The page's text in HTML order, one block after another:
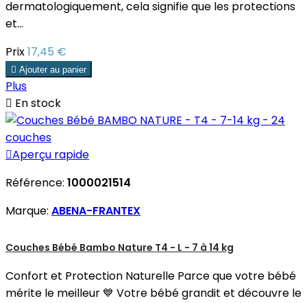
dermatologiquement, cela signifie que les protections
et...
Prix17,45 €
 Ajouter au panier
Plus
 En stock
Aperçu rapide
Référence: 1000021514
Marque: ABENA-FRANTEX
Couches Bébé Bambo Nature T4 - L - 7 à 14 kg
Confort et Protection Naturelle Parce que votre bébé
mérite le meilleur 💙 Votre bébé grandit et découvre le